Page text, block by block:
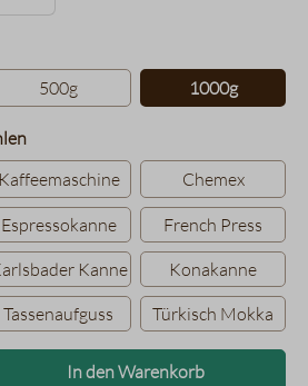
500g 1000g
auswählen
Kaffeemaschine Chemex
Espressokanne
French Press
Kanne
Konakanne
Tassenaufguss Türkisch Mokka
Anzahl: Gib den
In den Warenkorb